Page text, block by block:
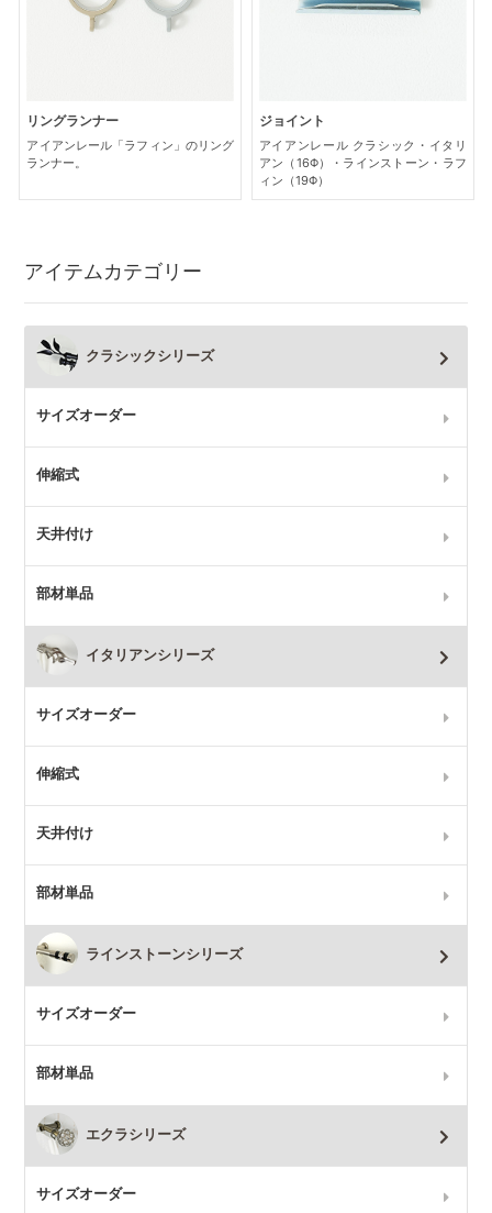
リングランナー
アイアンレール「ラフィン」のリング
ランナー。
ジョイント
アイアンレール クラシック・イタリ
アン（16Φ）・ラインストーン・ラフ
ィン（19Φ）
アイテムカテゴリー
クラシックシリーズ
サイズオーダー
伸縮式
天井付け
部材単品
イタリアンシリーズ
サイズオーダー
伸縮式
天井付け
部材単品
ラインストーンシリーズ
サイズオーダー
部材単品
エクラシリーズ
サイズオーダー